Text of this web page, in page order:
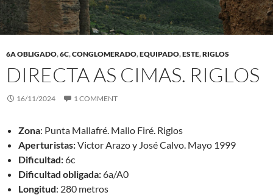
6A OBLIGADO,6C,CONGLOMERADO,EQUIPADO,ESTE,RIGLOS
DIRECTA AS CIMAS. RIGLOS
16/11/2024 1 COMMENT
Zona: Punta Mallafré. Mallo Firé. Riglos
Aperturistas:Victor Arazo y José Calvo. Mayo 1999
Dificultad:6c
Dificultad obligada:6a/A0
Longitud: 280 metros